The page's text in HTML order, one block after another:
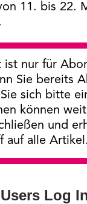
11. bis 22.
ist nur für
Sie bereits
sich bitte
können
und
auf alle Artikel.
Log